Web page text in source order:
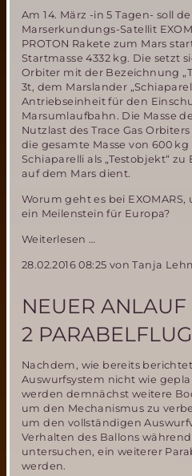
Am 14. März -in 5 Tagen- soll
Marserkundungs-Satellit
PROTON Rakete zum Mars
Startmasse 4332 kg. Die setzt
Orbiter mit der Bezeichnung
3t, dem Marslander
Antriebseinheit für den
Marsumlaufbahn. Die Masse
Nutzlast des Trace Gas
die gesamte Masse von 600
Schiaparelli als „Testobjekt“
auf dem Mars dient.
Worum geht es bei EXOMARS,
ein Meilenstein für Europa?
Weiterlesen …
Mission-
der
Marsforschung
für
28.02.2016 08:25 von Tanja
NEUER
2 PARABELFLUG
Nachdem, wie bereits
Auswurfsystem nicht wie
werden demnächst weitere
um den Mechanismus zu
um den vollständigen
Verhalten des Ballons
untersuchen, ein weiterer
werden.